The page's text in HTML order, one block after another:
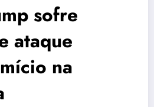
sofre
ataque
na